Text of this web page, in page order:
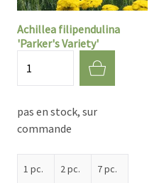
Achillea filipendulina
'Parker's Variety'
pas en stock, sur
commande
1 pc. 2 pc. 7 pc.